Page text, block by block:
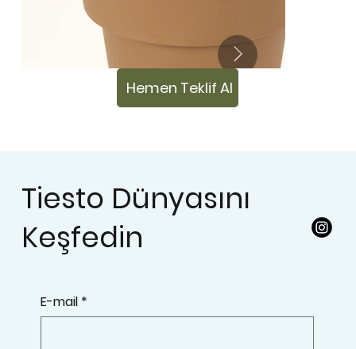
Hemen Teklif Al
Tiesto Dünyasını
Keşfedin
E-mail *